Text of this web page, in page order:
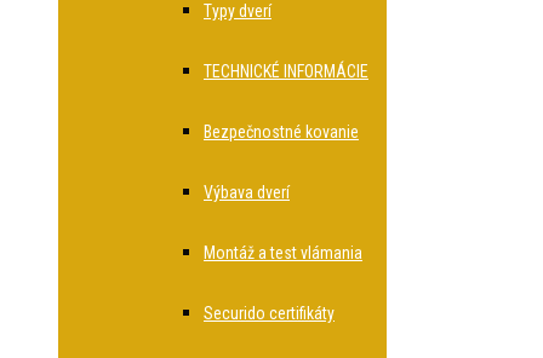
Typy dverí
TECHNICKÉ INFORMÁCIE
Bezpečnostné kovanie
Výbava dverí
Montáž a test vlámania
Securido certifikáty